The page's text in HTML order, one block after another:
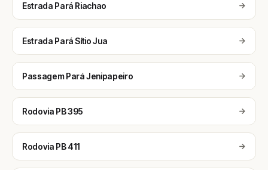
Estrada Pará Riachao
Estrada Pará Sítio Jua
Passagem Pará Jenipapeiro
Rodovia PB 395
Rodovia PB 411